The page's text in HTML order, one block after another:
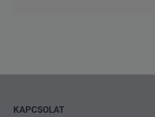
KAPCSOLAT